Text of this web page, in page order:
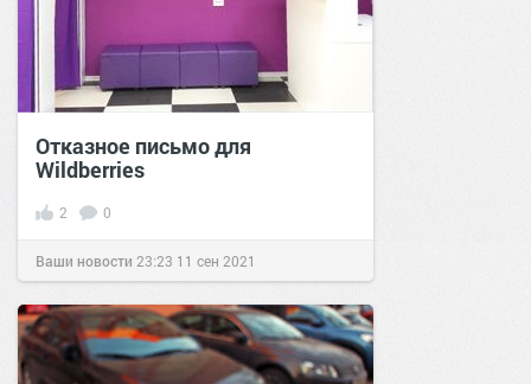
Отказное письмо для
Wildberries
2 0
Ваши новости 23:23 11 сен 2021